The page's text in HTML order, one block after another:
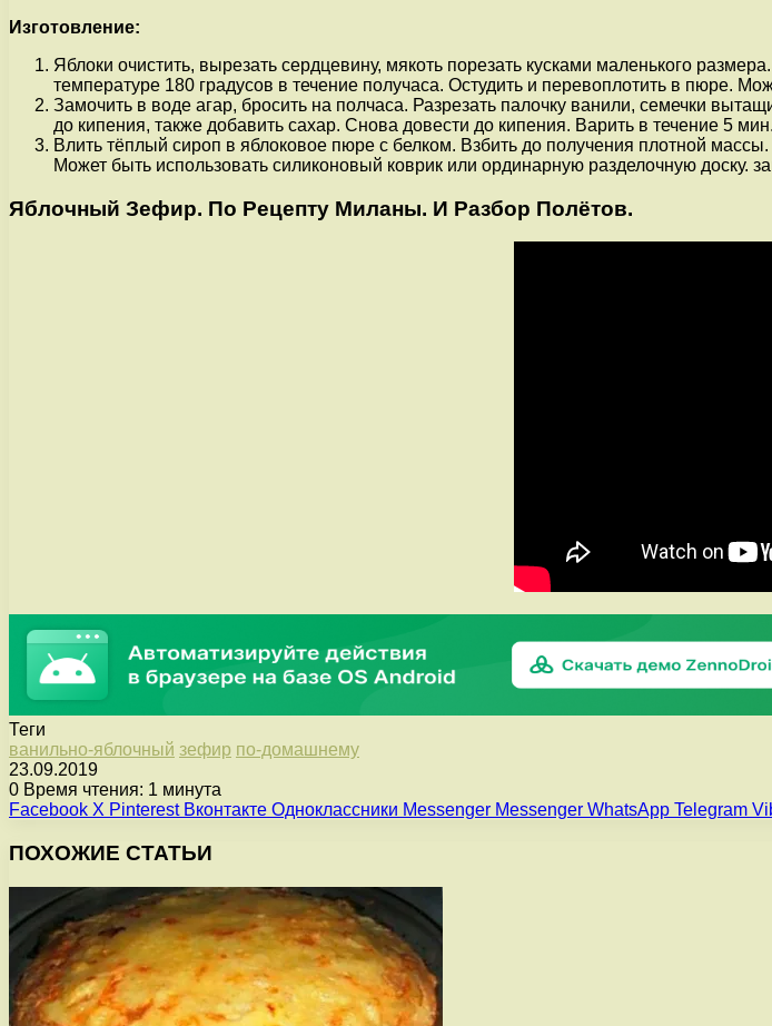
Изготовление:
Яблоки очистить, вырезать сердцевину, мякоть порезать кусками маленького
температуре 180 градусов в течение получаса. Остудить и перевоплотить в пюре.
Замочить в воде агар, бросить на полчаса. Разрезать палочку ванили, семечки
до кипения, также добавить сахар. Снова довести до кипения. Варить в течение 5
Влить тёплый сироп в яблоковое пюре с белком. Взбить до получения плотной
Может быть использовать силиконовый коврик или ординарную разделочную доску.
Яблочный Зефир. По Рецепту Миланы. И Разбор Полётов.
Теги
ванильно-яблочный зефир по-домашнему
23.09.2019
0 Время чтения: 1 минута
Facebook X Pinterest Вконтакте Одноклассники Messenger Messenger WhatsApp Telegram
ПОХОЖИЕ СТАТЬИ